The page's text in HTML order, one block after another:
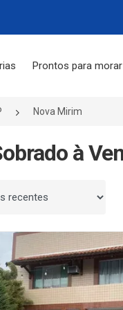
Prontos para morar
Nova Mirim
à
por